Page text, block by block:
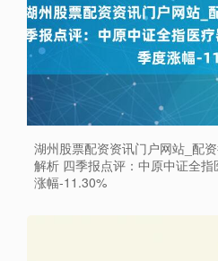
湖州股票配资资讯门户网站_配
解析 四季报点评：中原中证全
涨幅-11.30%